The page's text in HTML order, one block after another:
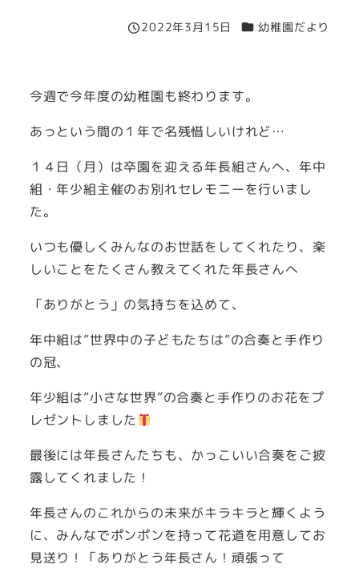
投稿日
2022年3月15日 カテゴリー
幼稚園だより
今週で今年度の幼稚園も終わります。
あっという間の１年で名残惜しいけれど…
１４日（月）は卒園を迎える年長組さんへ、年中
組・年少組主催のお別れセレモニーを行いまし
た。
いつも優しくみんなのお世話をしてくれたり、楽
しいことをたくさん教えてくれた年長さんへ
「ありがとう」の気持ちを込めて、
年中組は”世界中の子どもたちは”の合奏と手作り
の冠、
年少組は”小さな世界”の合奏と手作りのお花をプ
レゼントしました
最後には年長さんたちも、かっこいい合奏をご披
露してくれました！
年長さんのこれからの未来がキラキラと輝くよう
に、みんなでポンポンを持って花道を用意してお
見送り！「ありがとう年長さん！頑張って